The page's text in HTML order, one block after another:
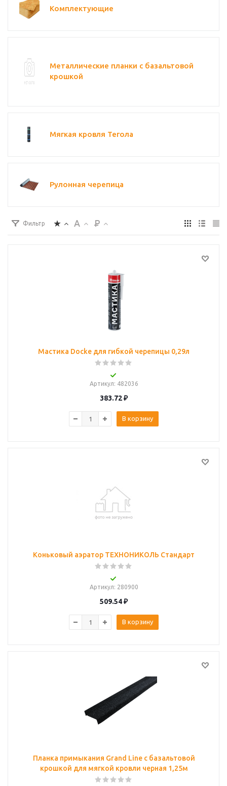
Комплектующие
Металлические планки с базальтовой
крошкой
Мягкая кровля Тегола
Рулонная черепица
Фильтр
Мастика Docke для гибкой черепицы 0,29л
Артикул: 482036
383.72₽
В корзину
Коньковый аэратор ТЕХНОНИКОЛЬ Стандарт
Артикул: 280900
509.54₽
В корзину
Планка примыкания Grand Line c базальтовой
крошкой для мягкой кровли черная 1,25м